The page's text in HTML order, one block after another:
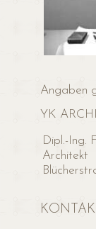
Angaben
YK
Dipl.-Ing.
Architekt